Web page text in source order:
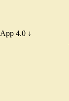
App 4.0 ↓